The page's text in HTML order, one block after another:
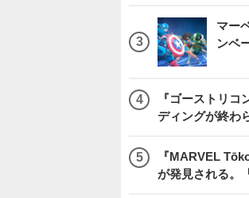
マー
ンベ
『ゴーストリ
ディングが終わ
『MARVEL
が発見される。